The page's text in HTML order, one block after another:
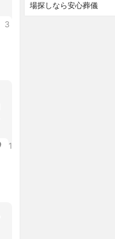
3
1
場探しなら安心葬儀